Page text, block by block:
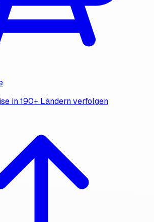
in 190+ Ländern verfolgen